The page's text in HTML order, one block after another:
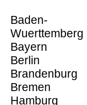
Baden-
Wuerttemberg
Bayern
Berlin
Brandenburg
Bremen
Hamburg